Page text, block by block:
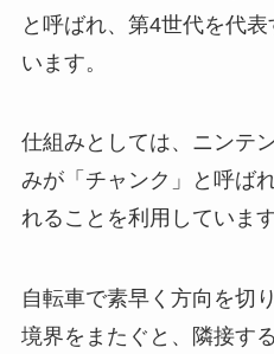
と呼ばれ、第4世代を代
います。
仕組みとしては、ニンテ
みが「チャンク」と呼ば
れることを利用しています
自転車で素早く方向を切
境界をまたぐと、隣接す